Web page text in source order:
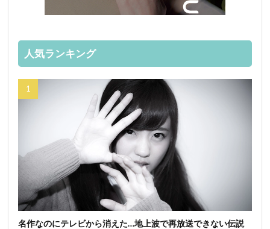
人気ランキング
名作なのにテレビから消えた…地上波で再放送できない伝説